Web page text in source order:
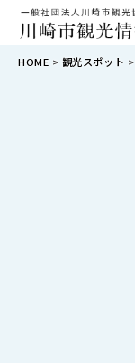
HOME 観光スポット